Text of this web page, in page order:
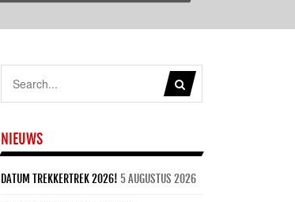
NIEUWS
DATUM TREKKERTREK 2026! 5 AUGUSTUS 2026